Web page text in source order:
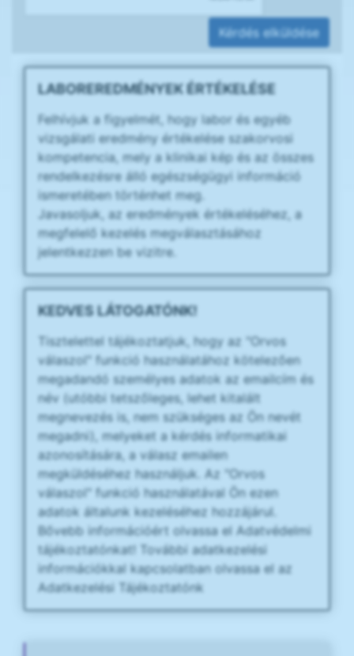
Kérdés elküldése
LABOREREDMÉNYEK ÉRTÉKELÉSE
Felhívjuk a figyelmét, hogy labor és egyéb
vizsgálati eredmény értékelése szakorvosi
kompetencia, mely a klinikai kép és az összes
rendelkezésre álló egészségügyi információ
ismeretében történhet meg.
Javasoljuk, az eredmények értékeléséhez, a
megfelelő kezelés megválasztásához
jelentkezzen be vizitre.
KEDVES LÁTOGATÓNK!
Tisztelettel tájékoztatjuk, hogy az "Orvos
válaszol" funkció használatához kötelezően
megadandó személyes adatok az emailcím és
név (utóbbi tetszőleges, lehet kitalált
megnevezés is, nem szükséges az Ön nevét
megadni), melyeket a kérdés informatikai
azonosítására, a válasz emailen
megküldéséhez használjuk. Az "Orvos
válaszol" funkció használatával Ön ezen
adatok általunk kezeléséhez hozzájárul.
Bővebb információért olvassa el Adatvédelmi
tájékoztatónkat! További adatkezelési
információkkal kapcsolatban olvassa el az
Adatkezelési Tájékoztatónk